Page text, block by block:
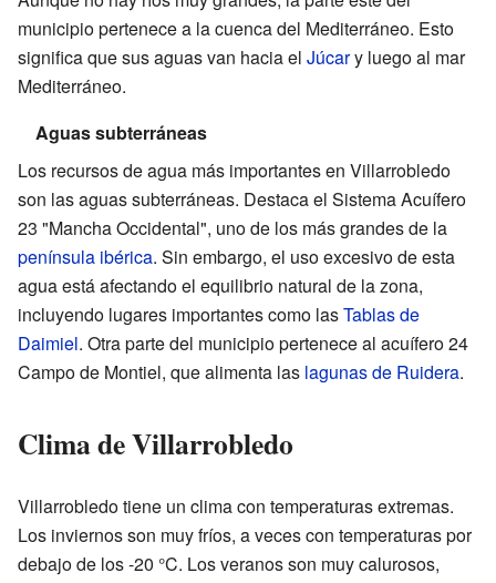
municipio pertenece a la cuenca del Mediterráneo. Esto
significa que sus aguas van hacia el Júcary luego al mar
Mediterráneo.
Aguas subterráneas
Los recursos de agua más importantes en Villarrobledo
son las aguas subterráneas. Destaca el Sistema Acuífero
23 "Mancha Occidental", uno de los más grandes de la
península ibérica. Sin embargo, el uso excesivo de esta
agua está afectando el equilibrio natural de la zona,
incluyendo lugares importantes como lasTablas de
Daimiel. Otra parte del municipio pertenece al acuífero 24
Campo de Montiel, que alimenta las lagunas de Ruidera.
Clima de Villarrobledo
Villarrobledo tiene un clima con temperaturas extremas.
Los inviernos son muy fríos, a veces con temperaturas por
debajo de los -20 °C. Los veranos son muy calurosos,